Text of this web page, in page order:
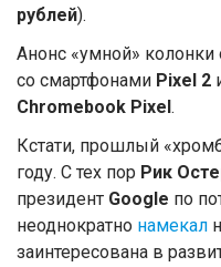
рублей).
Анонс «умной» колонки
со смартфонами Pixel 2
Chromebook Pixel.
Кстати, прошлый
году. С тех пор Рик
президент Google по
неоднократно намекал
заинтересована в